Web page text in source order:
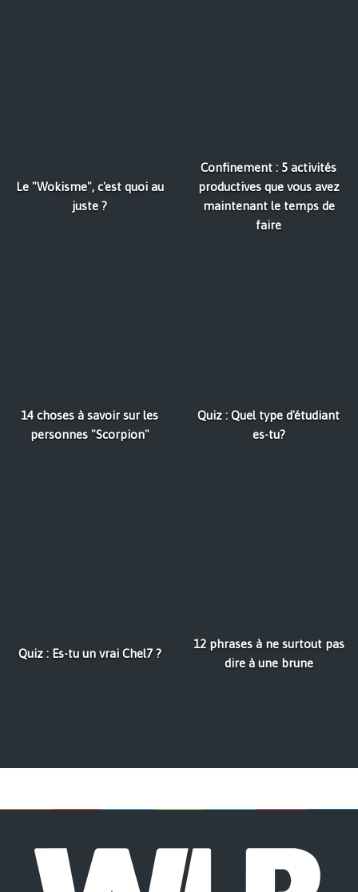
Le "Wokisme", c'est quoi au
juste ?
Confinement : 5 activités
productives que vous avez
maintenant le temps de
faire
14 choses à savoir sur les
personnes "Scorpion"
Quiz : Quel type d'étudiant
es-tu?
Quiz : Es-tu un vrai Chel7 ?
12 phrases à ne surtout pas
dire à une brune